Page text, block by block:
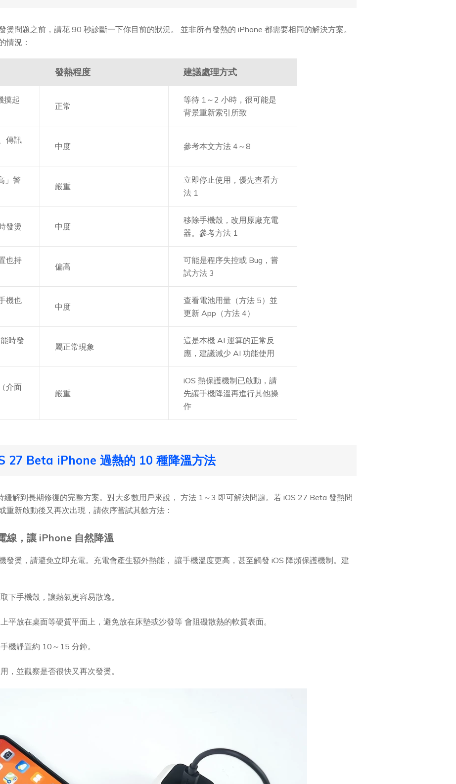
燙問題之前，請花 90 秒診斷一下你目前的狀況。 並非所有發熱的 iPhone 都需要相同的解決方案。
情況：
發熱程度 建議處理方式
摸起
正常
等待 1～2 小時，很可能是
背景重新索引所致
傳訊
中度 參考本文方法 4～8
」警
嚴重
立即停止使用，優先查看方
法 1
發燙 中度
移除手機殼，改用原廠充電
器。參考方法 1
也持
偏高
可能是程序失控或 Bug，嘗
試方法 3
機也
中度
查看電池用量（方法 5）並
更新 App（方法 4）
時發
屬正常現象
這是本機 AI 運算的正常反
應，建議減少 AI 功能使用
介面
嚴重
iOS 熱保護機制已啟動，請
先讓手機降溫再進行其他操
作
27 Beta iPhone 過熱的 10 種降溫方法
緩解到長期修復的完整方案。對大多數用戶來說， 方法 1～3 即可解決問題。若 iOS 27 Beta 發熱問
重新啟動後又再次出現，請依序嘗試其餘方法：
線，讓 iPhone 自然降溫
發燙，請避免立即充電。充電會產生額外熱能， 讓手機溫度更高，甚至觸發 iOS 降頻保護機制。建
下手機殼，讓熱氣更容易散逸。
平放在桌面等硬質平面上，避免放在床墊或沙發等 會阻礙散熱的軟質表面。
機靜置約 10～15 分鐘。
，並觀察是否很快又再次發燙。